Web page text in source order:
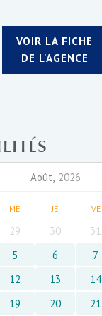
VOIR LA FICHE
DE L'AGENCE
Août, 2026
ME JE VE
29 30 31
5 6 7
12 13 14
19 20 21